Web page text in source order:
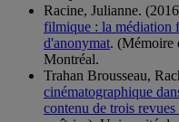
Racine, Julianne.
filmique : la médiation
d'anonymat. (Mémoire
Montréal.
Trahan Brousseau,
cinématographique
contenu de trois